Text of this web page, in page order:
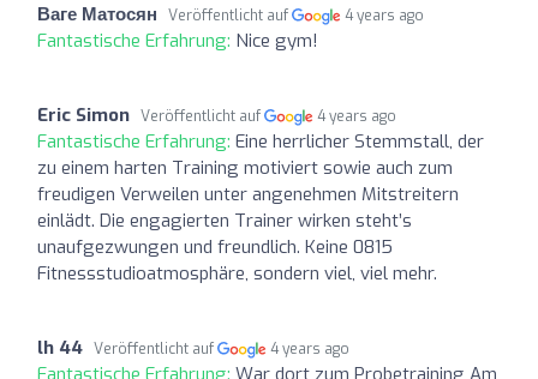
Ваге Матосян Veröffentlicht auf 4 years ago
Fantastische Erfahrung: Nice gym!
Eric Simon Veröffentlicht auf 4 years ago
Fantastische Erfahrung: Eine herrlicher Stemmstall, der
zu einem harten Training motiviert sowie auch zum
freudigen Verweilen unter angenehmen Mitstreitern
einlädt. Die engagierten Trainer wirken steht’s
unaufgezwungen und freundlich. Keine 0815
Fitnessstudioatmosphäre, sondern viel, viel mehr.
lh 44 Veröffentlicht auf 4 years ago
Fantastische Erfahrung: War dort zum Probetraining Am